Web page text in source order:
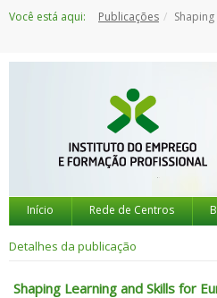
paraVocê está aqui: Publicações Shaping
Início Rede de Centros
Detalhes da publicação
Shaping Learning and Skills for